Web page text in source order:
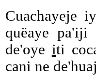
Cuachayeje
quëaye
de'oye iti
cani ne